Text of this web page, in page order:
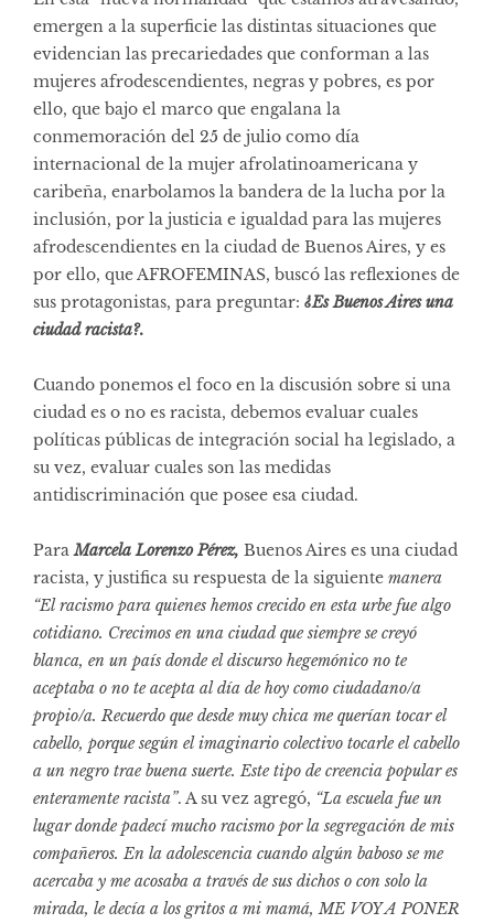
emergen a la superficie las distintas situaciones que
evidencian las precariedades que conforman a las
mujeres afrodescendientes, negras y pobres, es por
ello, que bajo el marco que engalana la
conmemoración del 25 de julio como día
internacional de la mujer afrolatinoamericana y
caribeña, enarbolamos la bandera de la lucha por la
inclusión, por la justicia e igualdad para las mujeres
afrodescendientes en la ciudad de Buenos Aires, y es
por ello, que AFROFEMINAS, buscó las reflexiones de
sus protagonistas, para preguntar: ¿Es Buenos Aires una
ciudad racista?.
Cuando ponemos el foco en la discusión sobre si una
ciudad es o no es racista, debemos evaluar cuales
políticas públicas de integración social ha legislado, a
su vez, evaluar cuales son las medidas
antidiscriminación que posee esa ciudad.
Para Marcela Lorenzo Pérez, Buenos Aires es una ciudad
racista, y justifica su respuesta de la siguiente manera
“El racismo para quienes hemos crecido en esta urbe fue algo
cotidiano. Crecimos en una ciudad que siempre se creyó
blanca, en un país donde el discurso hegemónico no te
aceptaba o no te acepta al día de hoy como ciudadano/a
propio/a. Recuerdo que desde muy chica me querían tocar el
cabello, porque según el imaginario colectivo tocarle el cabello
a un negro trae buena suerte. Este tipo de creencia popular es
enteramente racista”. A su vez agregó, “La escuela fue un
lugar donde padecí mucho racismo por la segregación de mis
compañeros. En la adolescencia cuando algún baboso se me
acercaba y me acosaba a través de sus dichos o con solo la
mirada, le decía a los gritos a mi mamá, ME VOY A PONER